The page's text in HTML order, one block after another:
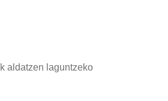
aldatzen laguntzeko